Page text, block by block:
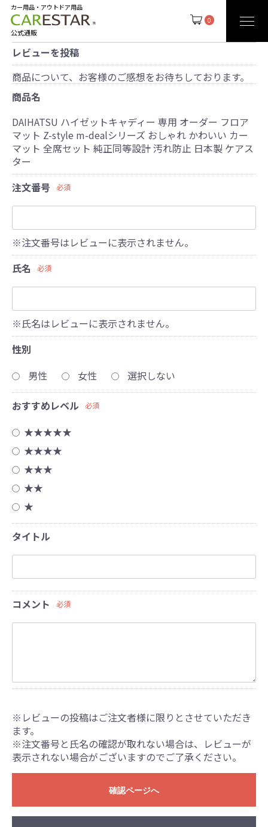
0
カー用品・アウトドア用品
公式通販
レビューを投稿
商品について、お客様のご感想をお待ちしております。
商品名
DAIHATSU ハイゼットキャディー 専用 オーダー フロア
マット Z-style m-dealシリーズ おしゃれ かわいい カー
マット 全席セット 純正同等設計 汚れ防止 日本製 ケアス
ター
注文番号
必須
※注文番号はレビューに表示されません。
氏名
必須
※氏名はレビューに表示されません。
性別
男性
女性 選択しない
おすすめレベル 必須
★★★★★
★★★★
★★★
★★
★
タイトル
コメント 必須
※レビューの投稿はご注文者様に限りとさせていただき
ます。
※注文番号と氏名の確認が取れない場合は、レビューが
表示されない場合がございますのでご了承ください。
確認ページへ